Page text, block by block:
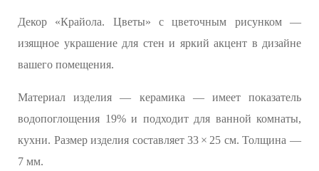
Декор «Крайола. Цветы» с цветочным рисунком —
изящное украшение для стен и яркий акцент в дизайне
вашего помещения.
Материал изделия — керамика — имеет показатель
водопоглощения 19% и подходит для ванной комнаты,
кухни. Размер изделия составляет 33 × 25 см. Толщина —
7 мм.